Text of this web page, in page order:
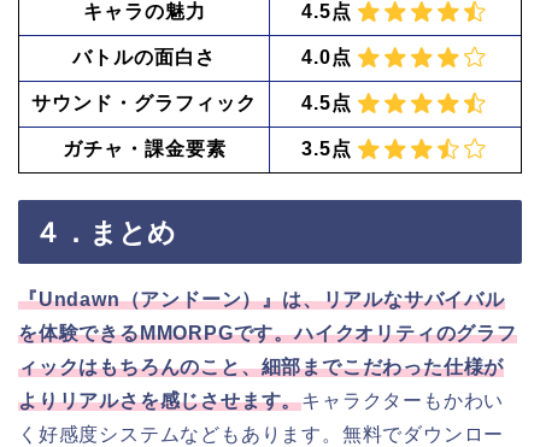
キャラの魅力 4.5点
バトルの面白さ 4.0点
サウンド・グラフィック 4.5点
ガチャ・課金要素 3.5点
４．まとめ
『Undawn（アンドーン）』は、リアルなサバイバル
を体験できるMMORPGです。ハイクオリティのグラフ
ィックはもちろんのこと、細部までこだわった仕様が
よりリアルさを感じさせます。キャラクターもかわい
く好感度システムなどもあります。無料でダウンロー